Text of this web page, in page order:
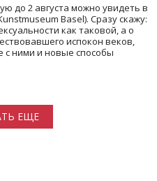
до 2 августа можно увидеть в
Basel). Сразу скажу:
как таковой, а о
испокон веков,
с ними и новые способы
ЕЩЕ